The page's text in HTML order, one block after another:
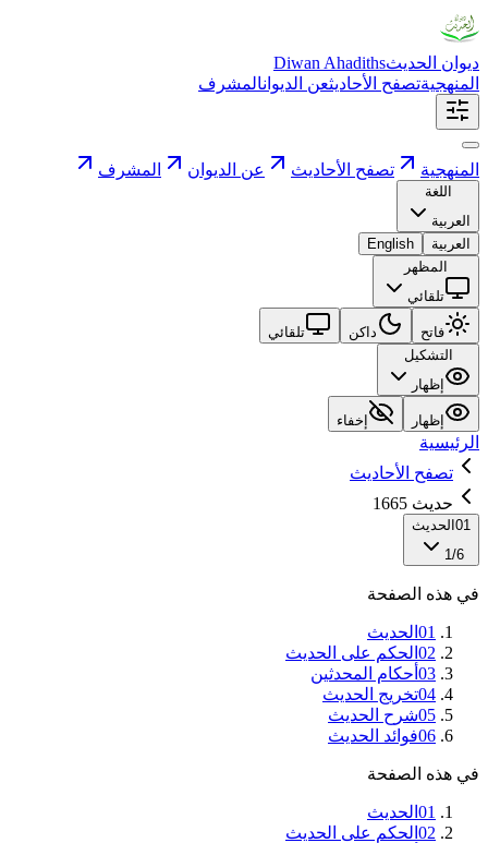
ديوان الحديثDiwan Ahadiths
المنهجيةتصفح الأحاديثعن الديوانالمشرف
المنهجية تصفح الأحاديث عن الديوان المشرف
اللغة
العربية
العربية
English
المظهر
تلقائي
فاتح داكن
تلقائي
التشكيل
إظهار
إظهار إخفاء
الرئيسية
تصفح الأحاديث
حديث 1665
01 الحديث
1/6
في هذه الصفحة
01 الحديث
02 الحكم على الحديث
03 أحكام المحدثين
04تخريج الحديث
05شرح الحديث
06فوائد الحديث
في هذه الصفحة
01 الحديث
02 الحكم على الحديث